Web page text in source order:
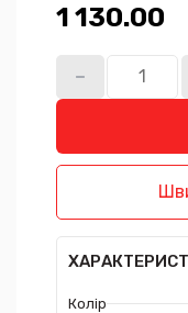
1 130.00₴
Колір